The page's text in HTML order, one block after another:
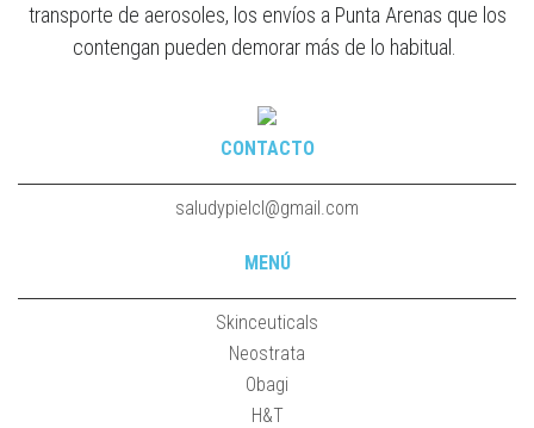
transporte de aerosoles, los envíos a Punta Arenas que los
contengan pueden demorar más de lo habitual.
CONTACTO
saludypielcl@gmail.com
MENÚ
Skinceuticals
Neostrata
Obagi
H&T